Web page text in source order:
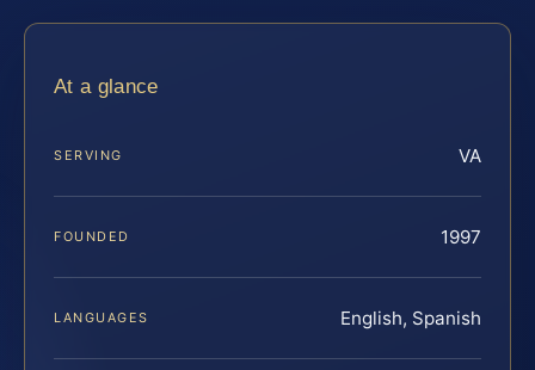
At a glance
SERVING VA
FOUNDED 1997
LANGUAGES English, Spanish